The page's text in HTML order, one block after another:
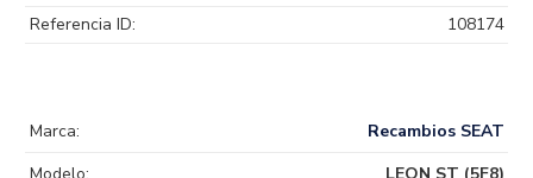
Referencia ID:
108174
Marca:
Recambios SEAT